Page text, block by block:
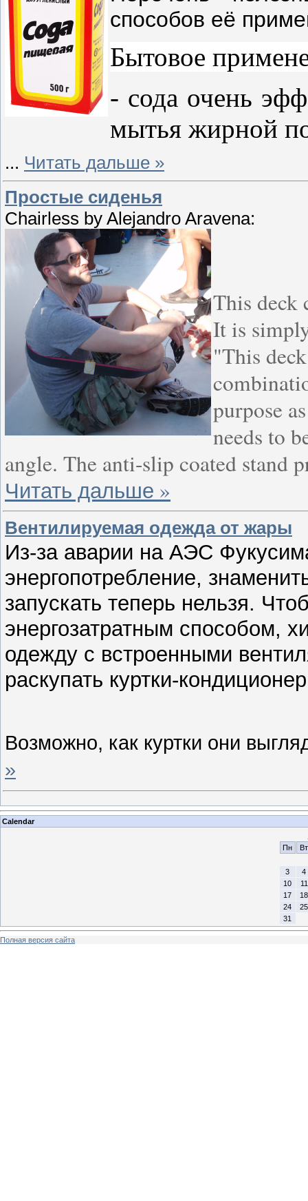
способов её
Бытовое
- сода очень
мытья жирной
... Читать дальше »
Простые сиденья
Chairless by Alejandro Aravena:
This
It is
"This
purpose
needs to
angle. The anti-slip coated stand
Читать дальше »
Вентилируемая одежда от жары
Из-за аварии на АЭС
энергопотребление,
запускать теперь нельзя.
энергозатратным способом,
одежду с встроенными
раскупать куртки-
Возможно, как куртки они
»
Calendar
Пн
Вт
3
4
10
11
17
18
24
25
31
Полная версия сайта